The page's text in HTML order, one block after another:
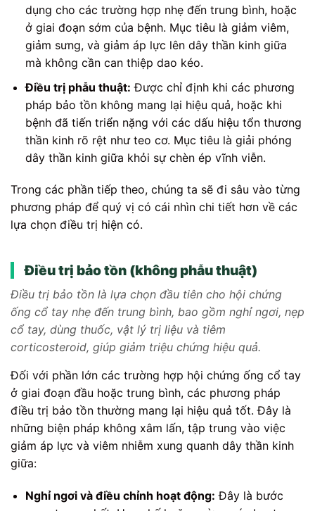
dụng cho các trường hợp nhẹ đến trung bình, hoặc
ở giai đoạn sớm của bệnh. Mục tiêu là giảm viêm,
giảm sưng, và giảm áp lực lên dây thần kinh giữa
mà không cần can thiệp dao kéo.
Điều trị phẫu thuật: Được chỉ định khi các phương
pháp bảo tồn không mang lại hiệu quả, hoặc khi
bệnh đã tiến triển nặng với các dấu hiệu tổn thương
thần kinh rõ rệt như teo cơ. Mục tiêu là giải phóng
dây thần kinh giữa khỏi sự chèn ép vĩnh viễn.
Trong các phần tiếp theo, chúng ta sẽ đi sâu vào từng
phương pháp để quý vị có cái nhìn chi tiết hơn về các
lựa chọn điều trị hiện có.
Điều trị bảo tồn (không phẫu thuật)
Điều trị bảo tồn là lựa chọn đầu tiên cho hội chứng
ống cổ tay nhẹ đến trung bình, bao gồm nghỉ ngơi, nẹp
cổ tay, dùng thuốc, vật lý trị liệu và tiêm
corticosteroid, giúp giảm triệu chứng hiệu quả.
Đối với phần lớn các trường hợp hội chứng ống cổ tay
ở giai đoạn đầu hoặc trung bình, các phương pháp
điều trị bảo tồn thường mang lại hiệu quả tốt. Đây là
những biện pháp không xâm lấn, tập trung vào việc
giảm áp lực và viêm nhiễm xung quanh dây thần kinh
giữa:
Nghỉ ngơi và điều chỉnh hoạt động: Đây là bước